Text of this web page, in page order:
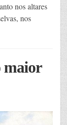
nos altares
nos
maior